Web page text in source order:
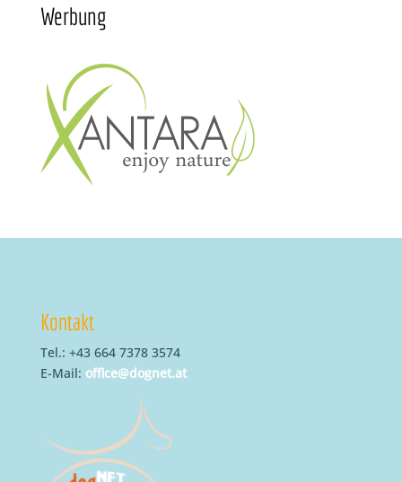
Werbung
Kontakt
Tel.: +43 664 7378 3574
E-Mail: office@dognet.at